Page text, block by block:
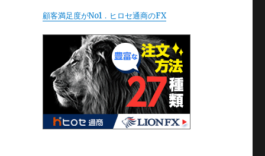
顧客満足度がNo1．ヒロセ通商のFX